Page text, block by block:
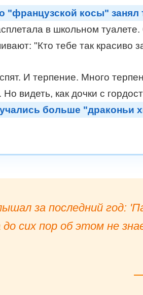
косы" занял
в школьном туалете.
"Кто тебе так
И терпение. Много
видеть, как дочки с
больше "драконьи
за последний год:
сих пор об этом не
—